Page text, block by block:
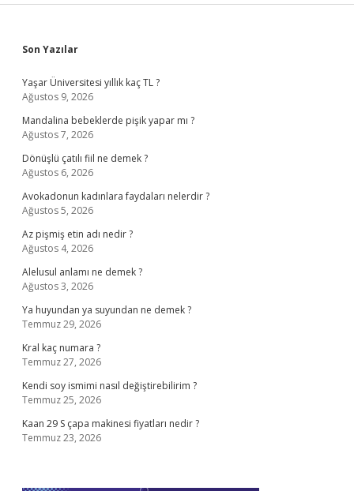
Sidebar
Son Yazılar
Yaşar Üniversitesi yıllık kaç TL ?
Ağustos 9, 2026
Mandalina bebeklerde pişik yapar mı ?
Ağustos 7, 2026
Dönüşlü çatılı fiil ne demek ?
Ağustos 6, 2026
Avokadonun kadınlara faydaları nelerdir ?
Ağustos 5, 2026
Az pişmiş etin adı nedir ?
Ağustos 4, 2026
Alelusul anlamı ne demek ?
Ağustos 3, 2026
Ya huyundan ya suyundan ne demek ?
Temmuz 29, 2026
Kral kaç numara ?
Temmuz 27, 2026
Kendi soy ismimi nasıl değiştirebilirim ?
Temmuz 25, 2026
Kaan 29 S çapa makinesi fiyatları nedir ?
Temmuz 23, 2026